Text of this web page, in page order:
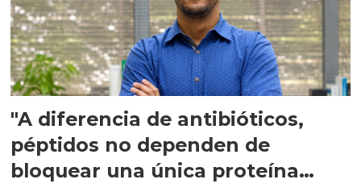
"A diferencia de antibióticos,
péptidos no dependen de
bloquear una única proteína